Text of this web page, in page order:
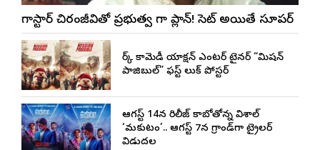
మెగాస్టార్ చిరంజీవితో ప్రభుత్వ మెగా ప్లాన్! సెట్ అయితే సూపర్
డార్క్ కామెడీ యాక్షన్ ఎంటర్ టైనర్ “మిషన్
పాజిబుల్” ఫస్ట్ లుక్ పోస్టర్
ఆగస్ట్ 14న రిలీజ్ కాబోతోన్న విశాల్
‘మకుటం’.. ఆగస్ట్ 7న గ్రాండ్‌గా ట్రైలర్
విడుదల